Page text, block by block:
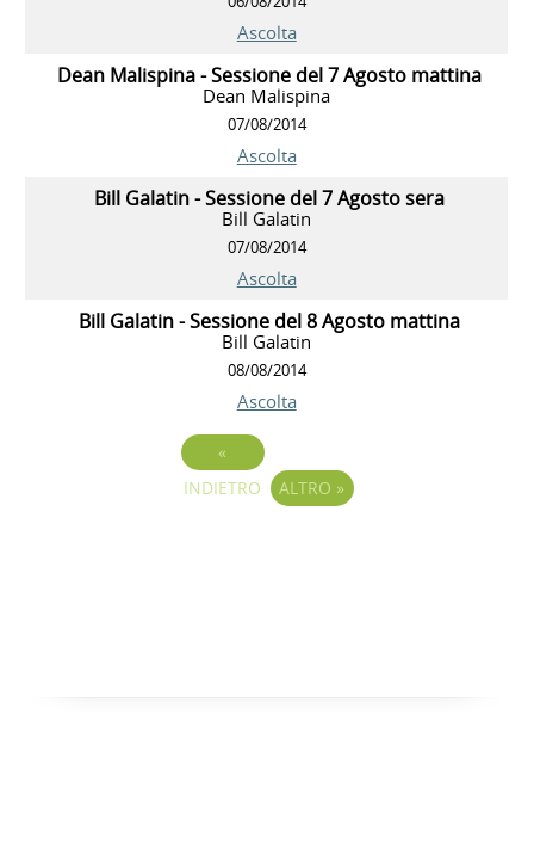
Ascolta
Dean Malispina - Sessione del 7 Agosto mattina
Dean Malispina
07/08/2014
Ascolta
Bill Galatin - Sessione del 7 Agosto sera
Bill Galatin
07/08/2014
Ascolta
Bill Galatin - Sessione del 8 Agosto mattina
Bill Galatin
08/08/2014
Ascolta
«
INDIETRO
ALTRO »